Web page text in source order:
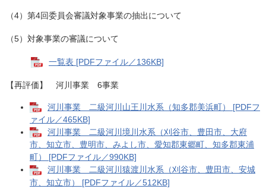
（4）第4回委員会審議対象事業の抽出について
（5）対象事業の審議について
一覧表 [PDFファイル／136KB]
【再評価】 河川事業 6事業
河川事業 二級河川山王川水系（知多郡美浜町） [PDFフ
ァイル／465KB]
河川事業 二級河川境川水系（刈谷市、豊田市、大府
市、知立市、豊明市、みよし市、愛知郡東郷町、知多郡東浦
町） [PDFファイル／990KB]
河川事業 二級河川猿渡川水系（刈谷市、豊田市、安城
市、知立市） [PDFファイル／512KB]